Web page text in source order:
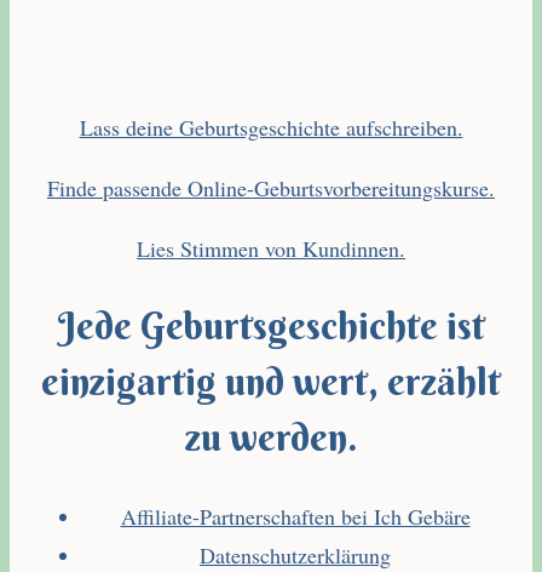
Lass deine Geburtsgeschichte aufschreiben.
Finde passende Online-Geburtsvorbereitungskurse.
Lies Stimmen von Kundinnen.
Jede Geburtsgeschichte ist
einzigartig und wert, erzählt
zu werden.
Affiliate-Partnerschaften bei Ich Gebäre
Datenschutzerklärung